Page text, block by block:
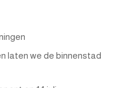
laten we de binnenstad